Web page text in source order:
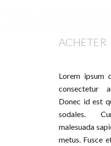
ACHETER
Lorem ipsum
consectetur
Donec id est
sodales.
malesuada
metus. Fusce